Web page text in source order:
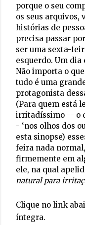
porque o seu
os seus arquivos,
histórias de
precisa passar
ser uma sexta-
esquerdo. Um dia
Não importa o
tudo é uma
protagonista
(Para quem está
irritadíssimo -- o
- ‘nos olhos dos
esta sinopse)
feira nada
firmemente em
ele, na qual
natural para
Clique no link
íntegra.